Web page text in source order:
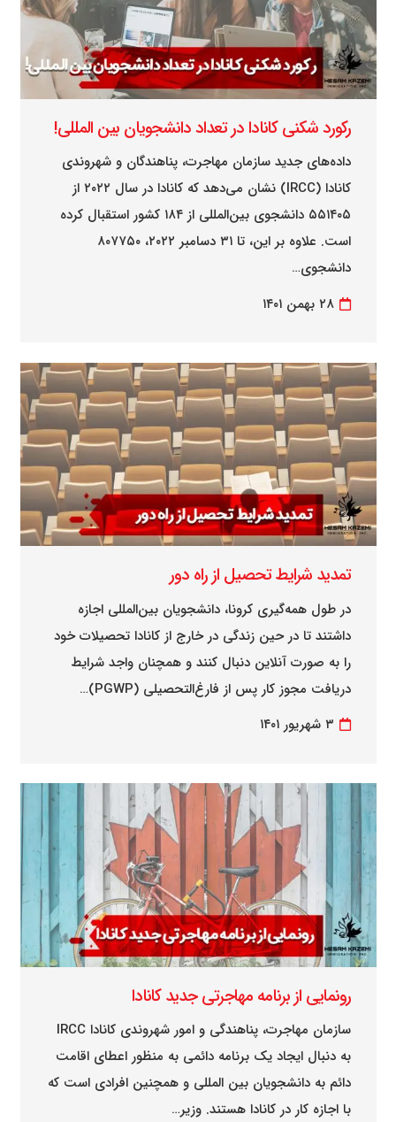
رکورد شکنی کانادا در تعداد دانشجویان بین المللی!
داده‌های جدید سازمان مهاجرت، پناهندگان و شهروندی
کانادا (IRCC) نشان می‌دهد که کانادا در سال ۲۰۲۲ از
۵۵۱۴۰۵ دانشجوی بین‌المللی از ۱۸۴ کشور استقبال کرده
است. علاوه بر این، تا ۳۱ دسامبر ۲۰۲۲، ۸۰۷۷۵۰
دانشجوی…
۲۸ بهمن ۱۴۰۱
تمدید شرایط تحصیل از راه دور
در طول همه‌گیری کرونا، دانشجویان بین‌المللی اجازه
داشتند تا در حین زندگی در خارج از کانادا تحصیلات خود
را به صورت آنلاین دنبال کنند و همچنان واجد شرایط
دریافت مجوز کار پس از فارغ‌التحصیلی (PGWP)…
۳ شهریور ۱۴۰۱
رونمایی از برنامه مهاجرتی جدید کانادا
سازمان مهاجرت، پناهندگی و امور شهروندی کانادا IRCC
به دنبال ایجاد یک برنامه دائمی به منظور اعطای اقامت
دائم به دانشجویان بین المللی و همچنین افرادی است که
با اجازه کار در کانادا هستند. وزیر…